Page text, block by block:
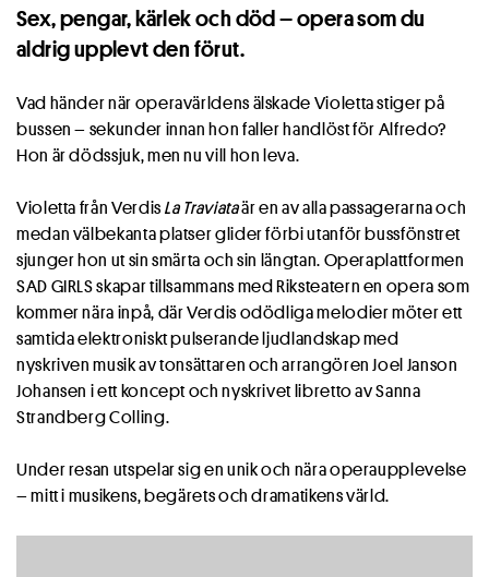
Sex, pengar, kärlek och död – opera som du
aldrig upplevt den förut.
Vad händer när operavärldens älskade Violetta stiger på
bussen – sekunder innan hon faller handlöst för Alfredo?
Hon är dödssjuk, men nu vill hon leva.
Violetta från VerdisLa Traviataär en av alla passagerarna och
medan välbekanta platser glider förbi utanför bussfönstret
sjunger hon ut sin smärta och sin längtan. Operaplattformen
SAD GIRLS skapar tillsammans med Riksteatern en opera som
kommer nära inpå, där Verdis odödliga melodier möter ett
samtida elektroniskt pulserande ljudlandskap med
nyskriven musik av tonsättaren och arrangören Joel Janson
Johansen i ett koncept och nyskrivet libretto av Sanna
Strandberg Colling.
Under resan utspelar sig en unik och nära operaupplevelse
– mitt i musikens, begärets och dramatikens värld.